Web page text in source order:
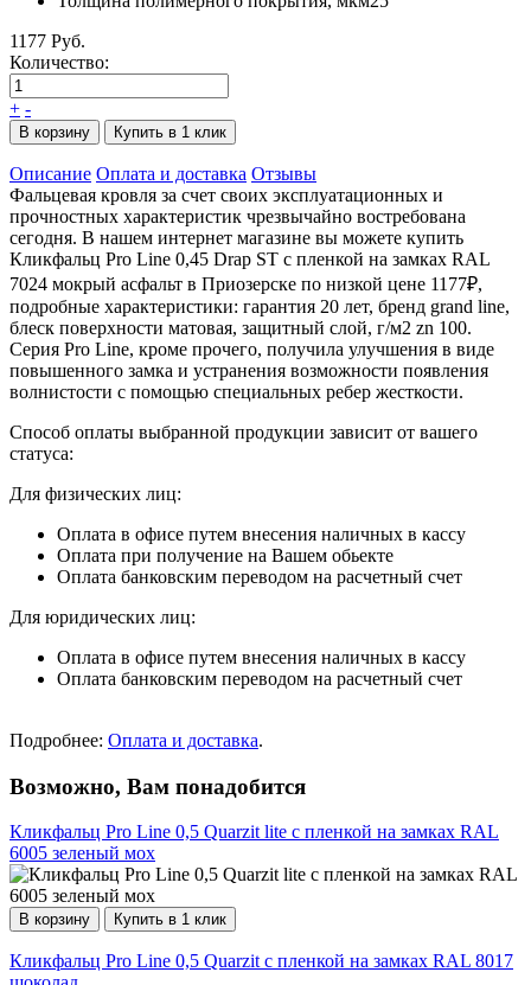
1177 Руб.
Количество:
+ -
В корзину Купить в 1 клик
Описание Оплата и доставка Отзывы
Фальцевая кровля за счет своих эксплуатационных и
прочностных характеристик чрезвычайно востребована
сегодня. В нашем интернет магазине вы можете купить
Кликфальц Pro Line 0,45 Drap ST с пленкой на замках RAL
7024 мокрый асфальт в Приозерске по низкой цене 1177₽,
подробные характеристики: гарантия 20 лет, бренд grand line,
блеск поверхности матовая, защитный слой, г/м2 zn 100.
Серия Pro Line, кроме прочего, получила улучшения в виде
повышенного замка и устранения возможности появления
волнистости с помощью специальных ребер жесткости.
Способ оплаты выбранной продукции зависит от вашего
статуса:
Для физических лиц:
Оплата в офисе путем внесения наличных в кассу
Оплата при получение на Вашем обьекте
Оплата банковским переводом на расчетный счет
Для юридических лиц:
Оплата в офисе путем внесения наличных в кассу
Оплата банковским переводом на расчетный счет
Подробнее: Оплата и доставка.
Возможно, Вам понадобится
Кликфальц Pro Line 0,5 Quarzit lite с пленкой на замках RAL
6005 зеленый мох
В корзину Купить в 1 клик
Кликфальц Pro Line 0,5 Quarzit с пленкой на замках RAL 8017